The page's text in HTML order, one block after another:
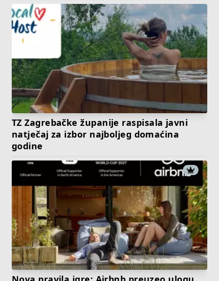
TZ Zagrebačke županije raspisala javni
natječaj za izbor najboljeg domaćina
godine